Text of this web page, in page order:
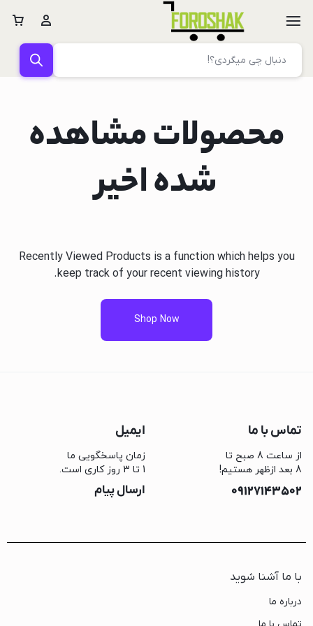
محصولات مشاهده
شده اخیر
Recently Viewed Products is a function which helps you
keep track of your recent viewing history.
Shop Now
تماس با ما
از ساعت 8 صبح تا
8 بعد ازظهر هستیم!
09127143502
ایمیل
زمان پاسخگویی ما
1 تا 3 روز کاری است.
ارسال پیام
با ما آشنا شوید
درباره ما